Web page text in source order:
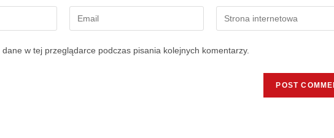
w tej przeglądarce podczas pisania kolejnych komentarzy.